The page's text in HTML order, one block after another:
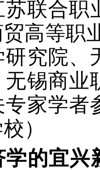
苏联合
高等职
究院、
锡商业
专家学者
）
学的宜